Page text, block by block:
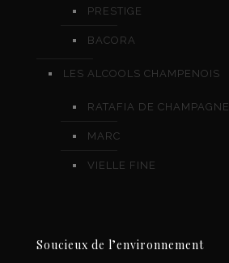
PRESTIGE
BACORA
LES ALCOOLS CHAMPENOIS
RATAFIA DE CHAMPAGNE
MARC
VIELLE FINE
Soucieux de l’environnement